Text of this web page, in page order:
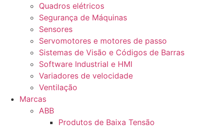
Quadros elétricos
Segurança de Máquinas
Sensores
Servomotores e motores de passo
Sistemas de Visão e Códigos de Barras
Software Industrial e HMI
Variadores de velocidade
Ventilação
Marcas
ABB
Produtos de Baixa Tensão